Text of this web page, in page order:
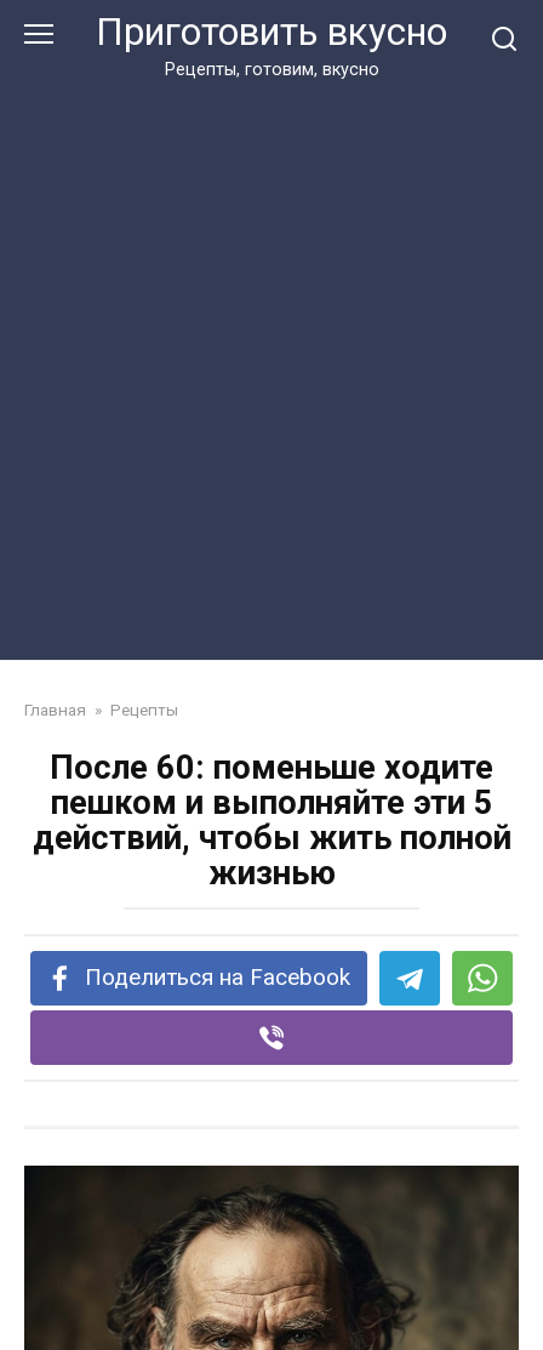
Приготовить вкусно
Рецепты, готовим, вкусно
Главная » Рецепты
После 60: поменьше ходите
пешком и выполняйте эти 5
действий, чтобы жить полной
жизнью
Поделиться на Facebook